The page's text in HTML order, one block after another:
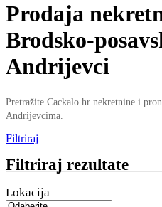
Prodaja
Brodsko-
Andrijevci
Pretražite Cackalo.hr nekretnine i
Andrijevcima.
Filtriraj
Filtriraj rezultate
Lokacija